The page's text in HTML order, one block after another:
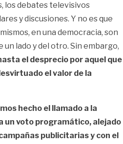
los debates televisivos
y discusiones. Y no es que
en una democracia, son
un lado y del otro. Sin embargo,
el desprecio por aquel que
el valor de la
hecho el llamado a la
un voto programático, alejado
publicitarias y con el